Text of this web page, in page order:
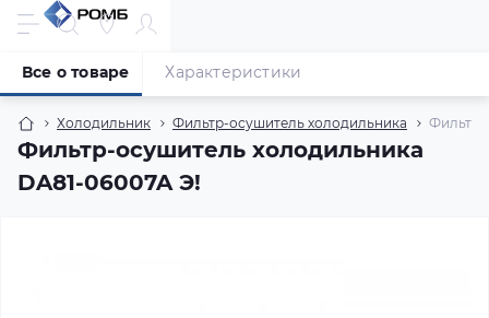
Холодильник Фильтр-осушитель холодильника Фильтр-
Фильтр-осушитель холодильника
DA81-06007A Э!
Все о товаре Характеристики